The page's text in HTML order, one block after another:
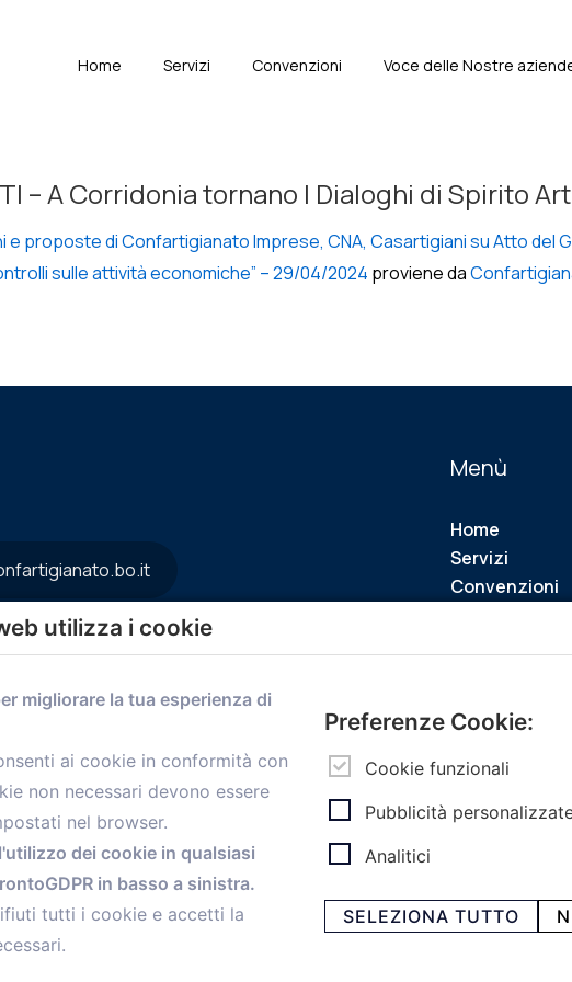
Menù
Home Servizi Convenzioni Voce delle Nostre
– A Corridonia tornano I Dialoghi di Spirito
e proposte di Confartigianato Imprese, CNA, Casartigiani su Atto del
sulle attività economiche” – 29/04/2024 proviene da
Menù
Home
Servizi
Convenzioni
personalCaf
Mandamento Bologna - Via Papini, 18 - 40128 Bologna - Italy
- C.F. 00329130371 -Privacy e Cookie
utilizza i cookie
migliorare la tua esperienza di
ai cookie in conformità con
non necessari devono essere
nel browser.
dei cookie in qualsiasi
in basso a sinistra.
tutti i cookie e accetti la
Preferenze Cookie:
Cookie funzionali
Pubblicità
Analitici
SELEZIONA TUTTO